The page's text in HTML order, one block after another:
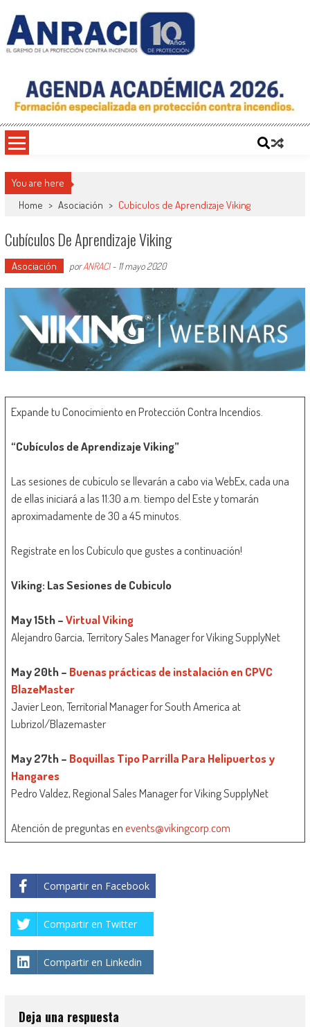
contenido
Protección Contra Incendios
Condiciones de Protección Contra Incendios para Nuestra Sociedad
You are here
Home > Asociación > Cubículos de Aprendizaje Viking
Cubículos De Aprendizaje Viking
Asociación porANRACI- 11 mayo 2020
Expande tu Conocimiento en Protección Contra Incendios.
“Cubículos de Aprendizaje Viking”
Las sesiones de cubículo se llevarán a cabo via WebEx, cada una
de ellas iniciará a las 11:30 a.m. tiempo del Este y tomarán
aproximadamente de 30 a 45 minutos.
Registrate en los Cubículo que gustes a continuación!
Viking: Las Sesiones de Cubiculo
May 15th –Virtual Viking
Alejandro Garcia, Territory Sales Manager for Viking SupplyNet
May 20th – Buenas prácticas de instalación en CPVC
BlazeMaster
Javier Leon, Territorial Manager for South America at
Lubrizol/Blazemaster
May 27th – Boquillas Tipo Parrilla Para Helipuertos y
Hangares
Pedro Valdez, Regional Sales Manager for Viking SupplyNet
Atención de preguntas enevents@vikingcorp.com
Compartir en Facebook
Compartir en Twitter
Compartir en Linkedin
Deja una respuesta